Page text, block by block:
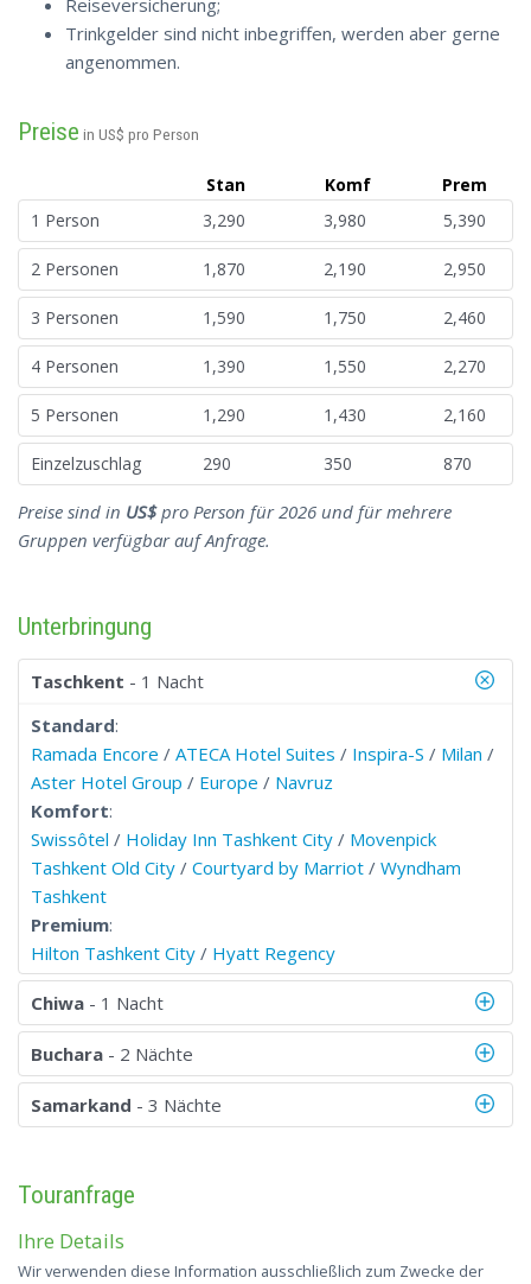
Reiseversicherung;
Trinkgelder sind nicht inbegriffen, werden aber gerne
angenommen.
Preise in US$ pro Person
Stan Komf
Prem
1 Person
3,290 3,980 5,390
2 Personen 1,870 2,190 2,950
3 Personen 1,590 1,750 2,460
4 Personen 1,390 1,550 2,270
5 Personen 1,290 1,430 2,160
Einzelzuschlag 290 350 870
Preise sind in US$pro Person für 2026 und für mehrere
Gruppen verfügbar auf Anfrage.
Unterbringung
Taschkent - 1 Nacht
Standard:
Ramada Encore / ATECA Hotel Suites / Inspira-S / Milan /
Aster Hotel Group / Europe / Navruz
Komfort:
Swissôtel / Holiday Inn Tashkent City / Movenpick
Tashkent Old City / Courtyard by Marriot / Wyndham
Tashkent
Premium:
Hilton Tashkent City / Hyatt Regency
Chiwa - 1 Nacht
Buchara - 2 Nächte
Samarkand - 3 Nächte
Touranfrage
Ihre Details
Wir verwenden diese Information ausschließlich zum Zwecke der